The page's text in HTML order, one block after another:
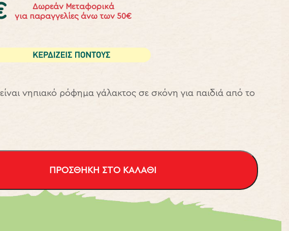
Δωρεάν Μεταφορικά
για παραγγελίες άνω των 50€
νηπιακό ρόφημα γάλακτος σε σκόνη για παιδιά από το
ΠΡΟΣΘΉΚΗ ΣΤΟ ΚΑΛΆΘΙ